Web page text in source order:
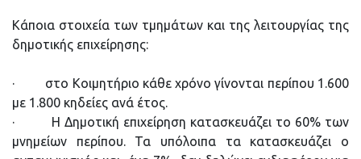
Κάποια στοιχεία των τμημάτων και της λειτουργίας της
δημοτικής επιχείρησης:
· στο Κοιμητήριο κάθε χρόνο γίνονται περίπου 1.600
με 1.800 κηδείες ανά έτος.
· H Δημοτική επιχείρηση κατασκευάζει το 60% των
μνημείων περίπου. Τα υπόλοιπα τα κατασκευάζει ο